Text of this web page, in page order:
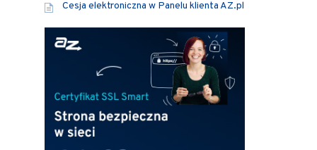
Cesja elektroniczna w Panelu klienta AZ.pl